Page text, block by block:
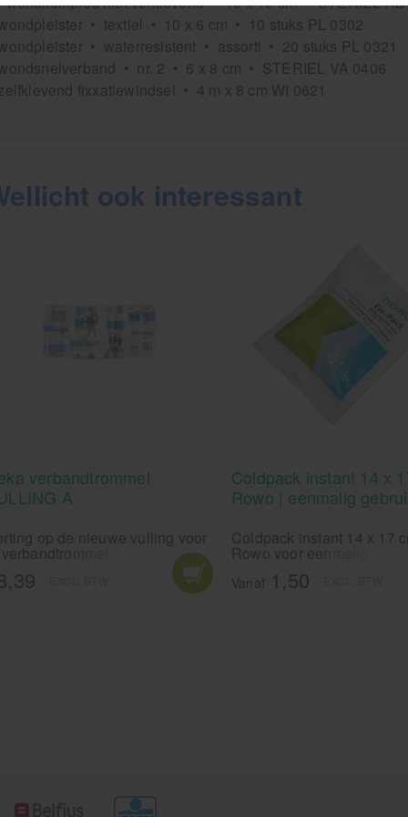
• textiel • 10 x 6 cm • 10 stuks PL 0302
• waterresistent • assorti • 20 stuks PL 0321
• nr. 2 • 6 x 8 cm • STERIEL VA 0406
fixxatiewindsel • 4 m x 8 cm WI 0621
ook interessant
verbandtrommel
A
op de nieuwe vulling voor
? Niet nodig,
ons krijg je direct de laagste
voor je EHBO kit.
Coldpack instant 14 x
Rowo | eenmalig
Coldpack instant 14 x 17
Rowo voor eenmalig
Vanaf 1,50